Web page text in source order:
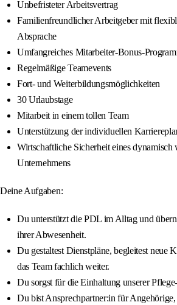
Unbefristeter Arbeitsvertrag
Familienfreundlicher Arbeitgeber mit
Absprache
Umfangreiches Mitarbeiter-Bonus-
Regelmäßige Teamevents
Fort- und Weiterbildungsmöglichkeiten
30 Urlaubstage
Mitarbeit in einem tollen Team
Unterstützung der individuellen
Wirtschaftliche Sicherheit eines dynamisch
Unternehmens
Deine Aufgaben:
Du unterstützt die PDL im Alltag und
ihrer Abwesenheit.
Du gestaltest Dienstpläne, begleitest neue
das Team fachlich weiter.
Du sorgst für die Einhaltung unserer
Du bist Ansprechpartner:in für